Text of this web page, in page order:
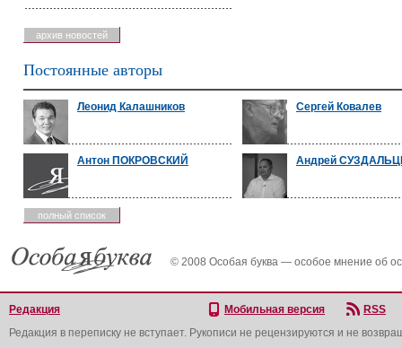
архив новостей
Постоянные авторы
Леонид Калашников Сергей Ковалев
Антон ПОКРОВСКИЙ Андрей
полный список
© 2008 Особая буква — особое мнение об
Редакция Мобильная версия
RSS
Редакция в переписку не вступает. Рукописи не рецензируются и не